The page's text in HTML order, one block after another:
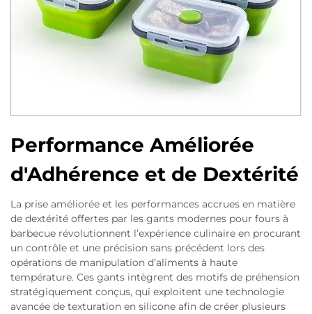
Performance Améliorée
d'Adhérence et de Dextérité
La prise améliorée et les performances accrues en matière
de dextérité offertes par les gants modernes pour fours à
barbecue révolutionnent l’expérience culinaire en procurant
un contrôle et une précision sans précédent lors des
opérations de manipulation d’aliments à haute
température. Ces gants intègrent des motifs de préhension
stratégiquement conçus, qui exploitent une technologie
avancée de texturation en silicone afin de créer plusieurs